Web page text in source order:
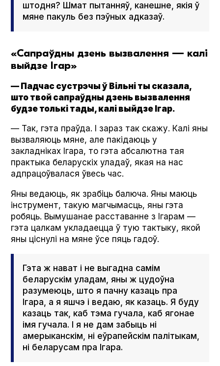
штодня? Шмат пытанняў, канешне, якія ў
мяне пакуль без пэўных адказаў.
«Сапраўдны дзень вызвалення — калі
выйдзе Ігар»
— Падчас сустрэчы ў Вільні ты сказала,
што твой сапраўдны дзень вызвалення
будзе толькі тады, калі выйдзе Ігар.
— Так, гэта праўда. І зараз так скажу. Калі яны
вызваляюць мяне, але пакідаюць у
закладніках Ігара, то гэта абсалютна тая
практыка беларускіх уладаў, якая на нас
адпрацоўвалася ўвесь час.
Яны ведаюць, як зрабіць балюча. Яны маюць
інструмент, такую магчымасць, яны гэта
робяць. Вымушанае расставанне з Ігарам —
гэта цалкам укладаецца ў тую тактыку, якой
яны ціснулі на мяне ўсе пяць гадоў.
Гэта ж нават і не выгадна самім
беларускім уладам, яны ж цудоўна
разумеюць, што я пачну казаць пра
Ігара, а я яшчэ і ведаю, як казаць. Я буду
казаць так, каб тэма гучала, каб ягонае
імя гучала. І я не дам забыць ні
амерыканскім, ні еўрапейскім палітыкам,
ні беларусам пра Ігара.